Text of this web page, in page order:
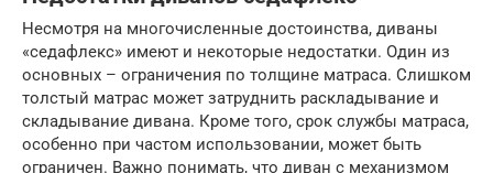
Несмотря на многочисленные достоинства, диваны
«седафлекс» имеют и некоторые недостатки. Один из
основных – ограничения по толщине матраса. Слишком
толстый матрас может затруднить раскладывание и
складывание дивана. Кроме того, срок службы матраса,
особенно при частом использовании, может быть
ограничен. Важно понимать, что диван с механизмом